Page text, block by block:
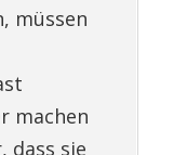
müssen
machen
dass sie